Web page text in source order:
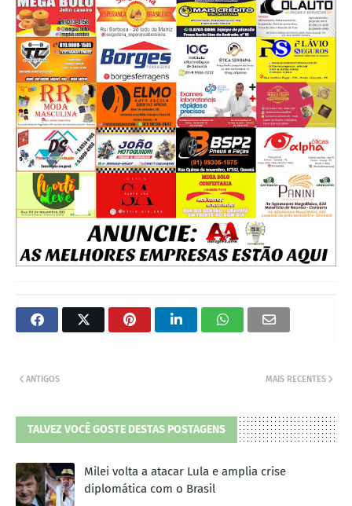
MAIS RECENTES
ANTIGOS
TALVEZ VOCÊ GOSTE DESTAS POSTAGENS
Milei volta a atacar Lula e amplia crise
diplomática com o Brasil